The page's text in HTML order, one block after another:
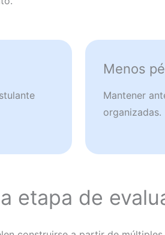
Menos
Mantener
organizadas.
etapa de